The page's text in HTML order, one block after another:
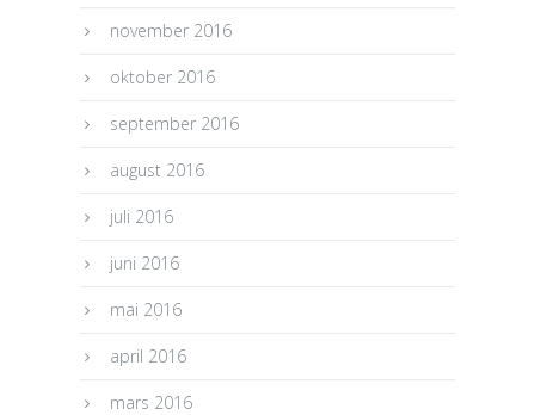
november 2016
oktober 2016
september 2016
august 2016
juli 2016
juni 2016
mai 2016
april 2016
mars 2016